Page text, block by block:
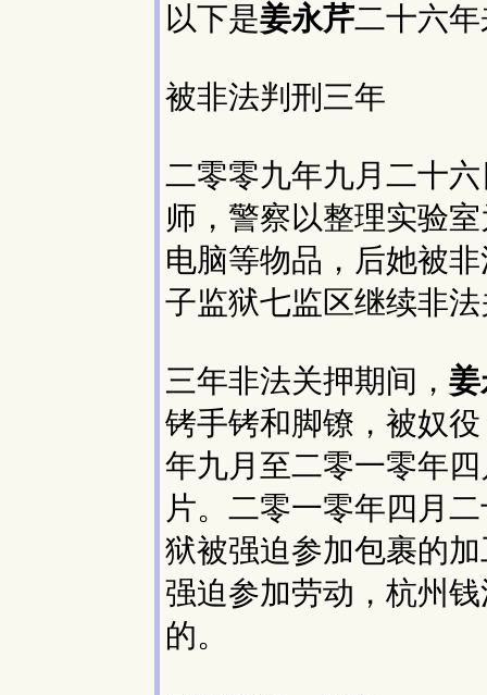
以下是姜永芹二十六
被非法判刑三年
二零零九年九月二十
师，警察以整理实验
电脑等物品，后她被
子监狱七监区继续非
三年非法关押期间，
铐手铐和脚镣，被奴
年九月至二零一零年
片。二零一零年四月
狱被强迫参加包裹的
强迫参加劳动，杭州
的。